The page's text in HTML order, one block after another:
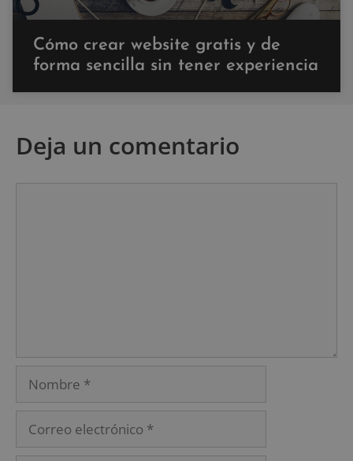
Cómo crear website gratis y de
forma sencilla sin tener experiencia
Deja un comentario